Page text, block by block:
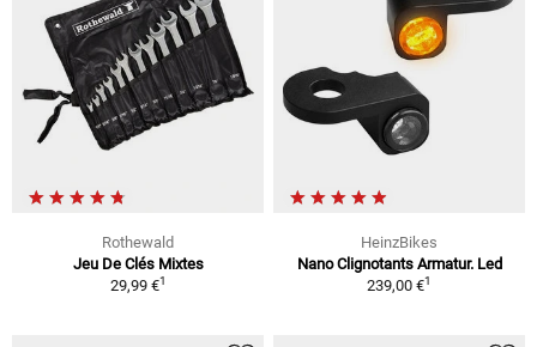
Rothewald
Jeu De Clés Mixtes
29,99 €1
HeinzBikes
Nano Clignotants Armatur. Led
239,00 €1